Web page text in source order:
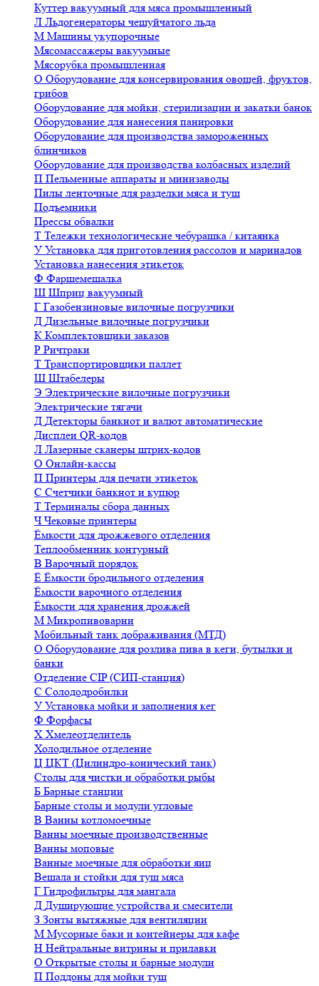
Куттер вакуумный для мяса промышленный
Л Льдогенераторы чешуйчатого льда
М Машины укупорочные
Мясомассажеры вакуумные
Мясорубка промышленная
О Оборудование для консервирования овощей, фруктов,
грибов
Оборудование для мойки, стерилизации и закатки банок
Оборудование для нанесения панировки
Оборудование для производства замороженных
блинчиков
Оборудование для производства колбасных изделий
П Пельменные аппараты и минизаводы
Пилы ленточные для разделки мяса и туш
Подъемники
Прессы обвалки
Т Тележки технологические чебурашка / китаянка
У Установка для приготовления рассолов и маринадов
Установка нанесения этикеток
Ф Фаршемешалка
Ш Шприц вакуумный
Г Газобензиновые вилочные погрузчики
Д Дизельные вилочные погрузчики
К Комплектовщики заказов
Р Ричтраки
Т Транспортировщики паллет
Ш Штабелеры
Э Электрические вилочные погрузчики
Электрические тягачи
Д Детекторы банкнот и валют автоматические
Дисплеи QR-кодов
Л Лазерные сканеры штрих-кодов
О Онлайн-кассы
П Принтеры для печати этикеток
С Счетчики банкнот и купюр
Т Терминалы сбора данных
ЧЧековые принтеры
Ёмкости для дрожжевого отделения
Теплообменник контурный
В Варочный порядок
Ё Ёмкости бродильного отделения
Ёмкости варочного отделения
Ёмкости для хранения дрожжей
М Микропивоварни
Мобильный танк дображивания (МТД)
О Оборудование для розлива пива в кеги, бутылки и
банки
Отделение CIP (СИП-станция)
С Солододробилки
У Установка мойки и заполнения кег
Ф Форфасы
Х Хмелеотделитель
Холодильное отделение
Ц ЦКТ (Цилиндро-конический танк)
Столы для чистки и обработки рыбы
Б Барные станции
Барные столы и модули угловые
В Ванны котломоечные
Ванны моечные производственные
Ванны моповые
Ванные моечные для обработки яиц
Вешала и стойки для туш мяса
Г Гидрофильтры для мангала
Д Душирующие устройства и смесители
З Зонты вытяжные для вентиляции
М Мусорные баки и контейнеры для кафе
Н Нейтральные витрины и прилавки
О Открытые столы и барные модули
П Поддоны для мойки туш